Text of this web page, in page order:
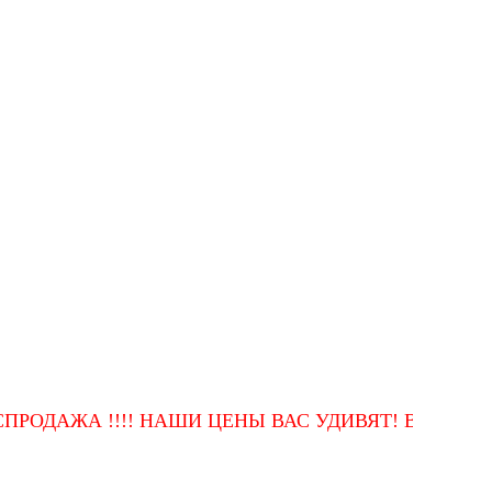
!!!! НАШИ ЦЕНЫ ВАС УДИВЯТ! ВЫСОКОЕ